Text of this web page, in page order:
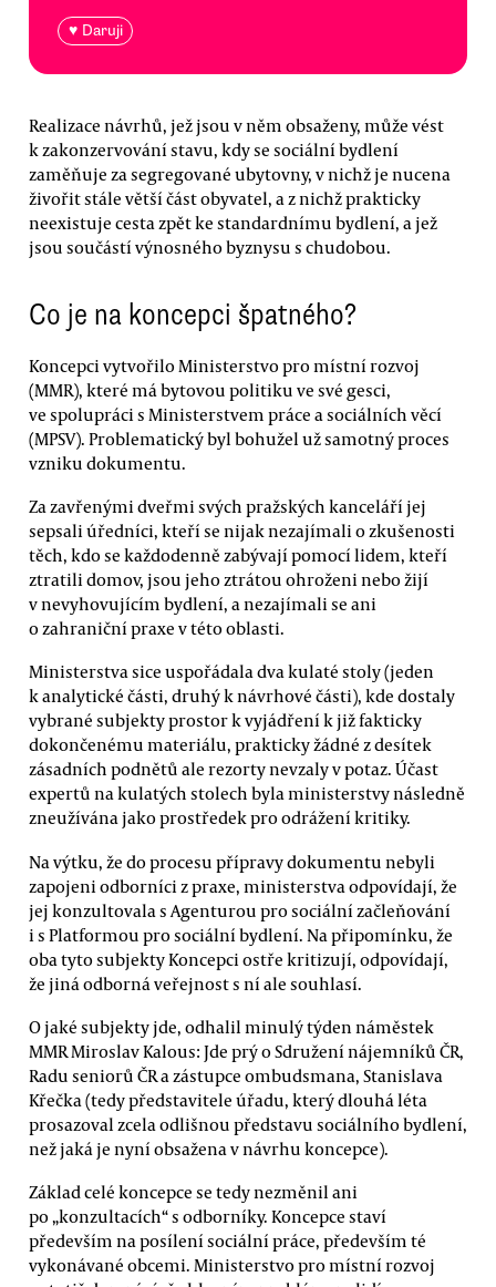
♥ Daruji
Realizace návrhů, jež jsou v něm obsaženy, může vést
k zakonzervování stavu, kdy se sociální bydlení
zaměňuje za segregované ubytovny, v nichž je nucena
živořit stále větší část obyvatel, a z nichž prakticky
neexistuje cesta zpět ke standardnímu bydlení, a jež
jsou součástí výnosného byznysu s chudobou.
Co je na koncepci špatného?
Koncepci vytvořilo Ministerstvo pro místní rozvoj
(MMR), které má bytovou politiku ve své gesci,
ve spolupráci s Ministerstvem práce a sociálních věcí
(MPSV). Problematický byl bohužel už samotný proces
vzniku dokumentu.
Za zavřenými dveřmi svých pražských kanceláří jej
sepsali úředníci, kteří se nijak nezajímali o zkušenosti
těch, kdo se každodenně zabývají pomocí lidem, kteří
ztratili domov, jsou jeho ztrátou ohroženi nebo žijí
v nevyhovujícím bydlení, a nezajímali se ani
o zahraniční praxe v této oblasti.
Ministerstva sice uspořádala dva kulaté stoly (jeden
k analytické části, druhý k návrhové části), kde dostaly
vybrané subjekty prostor k vyjádření k již fakticky
dokončenému materiálu, prakticky žádné z desítek
zásadních podnětů ale rezorty nevzaly v potaz. Účast
expertů na kulatých stolech byla ministerstvy následně
zneužívána jako prostředek pro odrážení kritiky.
Na výtku, že do procesu přípravy dokumentu nebyli
zapojeni odborníci z praxe, ministerstva odpovídají, že
jej konzultovala s Agenturou pro sociální začleňování
i s Platformou pro sociální bydlení. Na připomínku, že
oba tyto subjekty Koncepci ostře kritizují, odpovídají,
že jiná odborná veřejnost s ní ale souhlasí.
O jaké subjekty jde, odhalil minulý týden náměstek
MMR Miroslav Kalous: Jde prý o Sdružení nájemníků ČR,
Radu seniorů ČR a zástupce ombudsmana, Stanislava
Křečka (tedy představitele úřadu, který dlouhá léta
prosazoval zcela odlišnou představu sociálního bydlení,
než jaká je nyní obsažena v návrhu koncepce).
Základ celé koncepce se tedy nezměnil ani
po „konzultacích“ s odborníky. Koncepce staví
především na posílení sociální práce, především té
vykonávané obcemi. Ministerstvo pro místní rozvoj